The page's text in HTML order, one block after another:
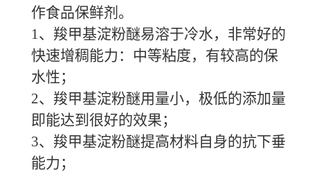
作食品保鲜剂。
1、羧甲基淀粉醚易溶于冷水，非常好的
快速增稠能力：中等粘度，有较高的保
水性；
2、羧甲基淀粉醚用量小，极低的添加量
即能达到很好的效果；
3、羧甲基淀粉醚提高材料自身的抗下垂
能力；